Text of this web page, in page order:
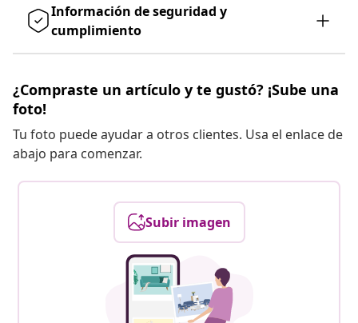
Información de seguridad y
cumplimiento
¿Compraste un artículo y te gustó? ¡Sube una
foto!
Tu foto puede ayudar a otros clientes. Usa el enlace de
abajo para comenzar.
Subir imagen